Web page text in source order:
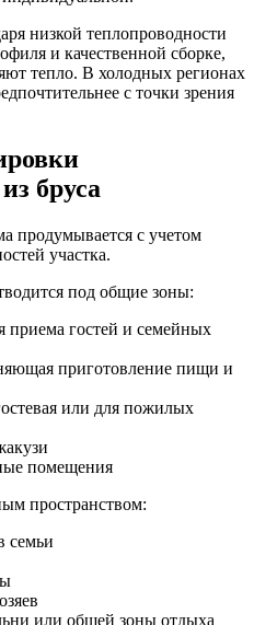
низкой теплопроводности
и качественной сборке,
тепло. В холодных регионах
с точки зрения
бруса
продумывается с учетом
участка.
под общие зоны:
приема гостей и семейных
приготовление пищи и
или для пожилых
помещения
пространством:
семьи
или общей зоны отдыха